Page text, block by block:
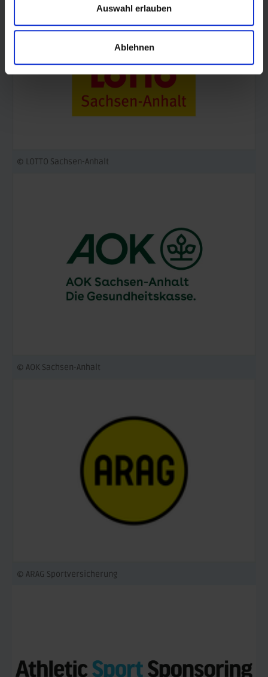
Auswahl erlauben
Ablehnen
© LOTTO Sachsen-Anhalt
© AOK Sachsen-Anhalt
© ARAG Sportversicherung